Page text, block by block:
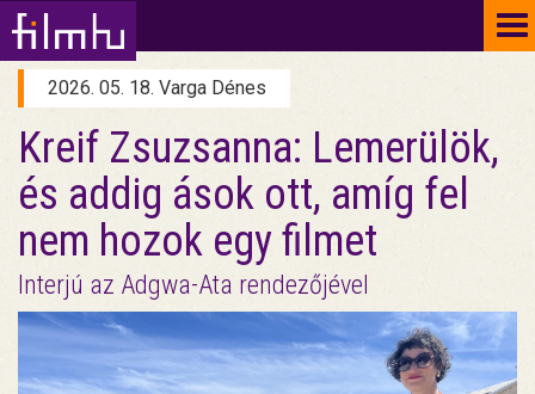
2026. 05. 18. Varga Dénes
Kreif Zsuzsanna: Lemerülök,
és addig ások ott, amíg fel
nem hozok egy filmet
Interjú az Adgwa-Ata rendezőjével